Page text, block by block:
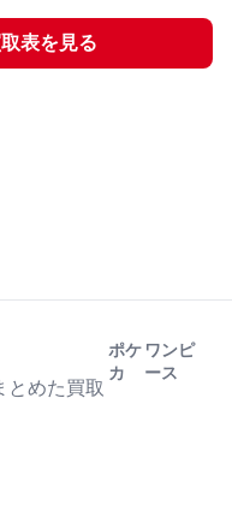
表を見る
とめた買取
ポケ
カ
ワンピ
ース